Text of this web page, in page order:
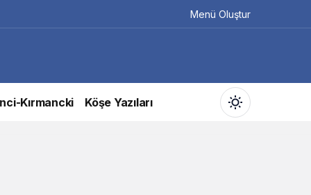
Menü Oluştur
Kırmancki Köşe Yazıları